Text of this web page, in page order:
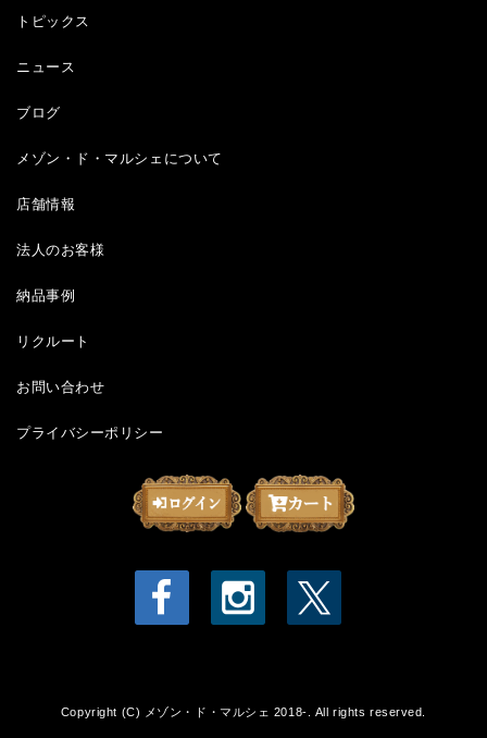
トピックス
ニュース
ブログ
メゾン・ド・マルシェについて
店舗情報
法人のお客様
納品事例
リクルート
お問い合わせ
プライバシーポリシー
Copyright (C) メゾン・ド・マルシェ 2018-. All rights reserved.